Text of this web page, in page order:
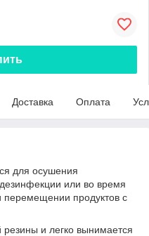
Доставка Оплата
для осушения
или во время
перемещении продуктов с
резины и легко вынимается